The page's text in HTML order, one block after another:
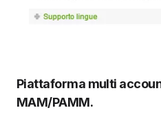
Piattaforma multi
MAM/PAMM.